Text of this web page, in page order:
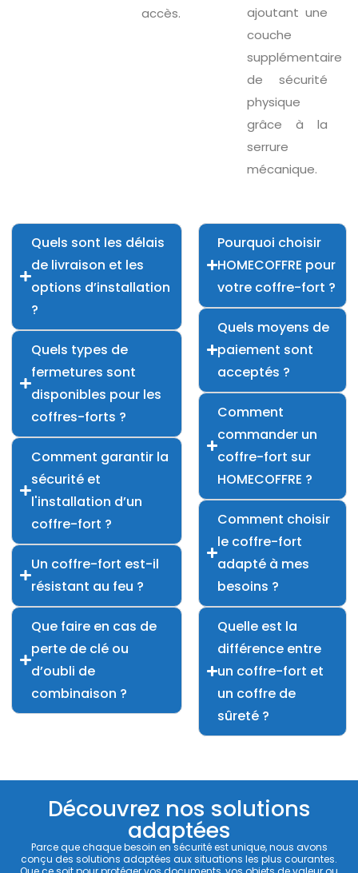
accès.
ajoutant une
couche
supplémentaire
de sécurité
physique
grâce à la
serrure
mécanique.
Quels sont les délais
de livraison et les
options d’installation
?
Quels types de
fermetures sont
disponibles pour les
coffres-forts ?
Comment garantir la
sécurité et
l'installation d’un
coffre-fort ?
Un coffre-fort est-il
résistant au feu ?
Que faire en cas de
perte de clé ou
d’oubli de
combinaison ?
Pourquoi choisir
HOMECOFFRE pour
votre coffre-fort ?
Quels moyens de
paiement sont
acceptés ?
Comment
commander un
coffre-fort sur
HOMECOFFRE ?
Comment choisir
le coffre-fort
adapté à mes
besoins ?
Quelle est la
différence entre
un coffre-fort et
un coffre de
sûreté ?
Découvrez nos solutions
adaptées
Parce que chaque besoin en sécurité est unique, nous avons
conçu des solutions adaptées aux situations les plus courantes.